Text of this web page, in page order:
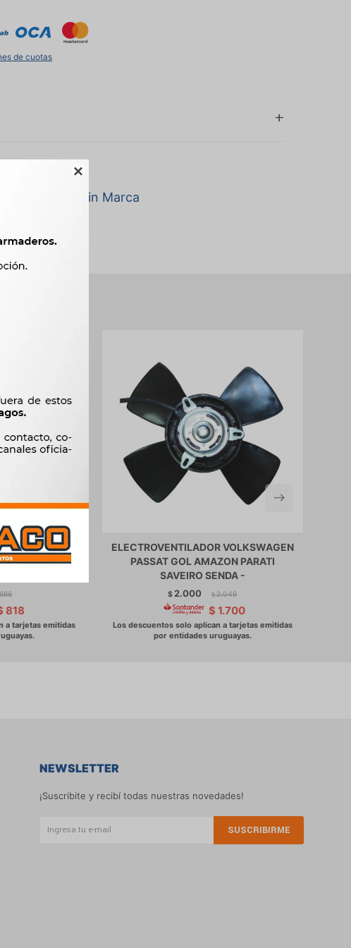

de cuotas
de la marca Sin Marca
VOLKSWAGEN
1.6 1.8
818
ELECTROVENTILADOR VOLKSWAGEN
PASSAT GOL AMAZON PARATI
SAVEIRO SENDA -
$ 2.000 $ 2.049
$ 1.700
NEWSLETTER
¡Suscribite y recibí todas nuestras novedades!
SUSCRIBIRME